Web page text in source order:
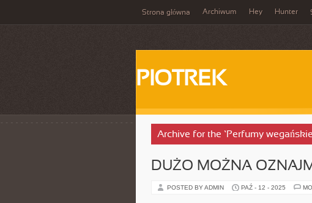
Strona główna Archiwum Hey Hunter
PIOTREK
Archive for the ‘Perfumy
DUŻO MOŻNA
POSTED BY ADMIN PAŹ - 12 - 2025